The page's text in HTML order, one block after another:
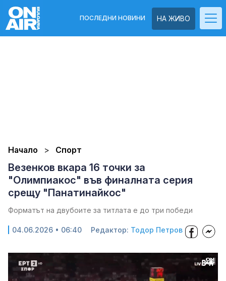
НА ЖИВО
ПОСЛЕДНИ НОВИНИ
Начало Спорт
Везенков вкара 16 точки за
"Олимпиакос" във финалната серия
срещу "Панатинайкос"
Форматът на двубоите за титлата е до три победи
04.06.2026 • 06:40 Редактор: Тодор Петров